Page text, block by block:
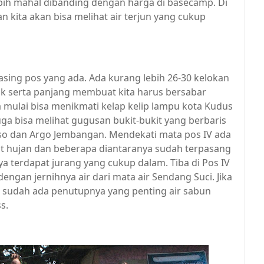
kita akan bisa melihat air terjun yang cukup
pos yang ada. Ada kurang lebih 26-30 kelokan
serta panjang membuat kita harus bersabar
bisa menikmati kelap kelip lampu kota Kudus
bisa melihat gugusan bukit-bukit yang berbaris
dan Argo Jembangan. Mendekati mata pos IV ada
hujan dan beberapa diantaranya sudah terpasang
terdapat jurang yang cukup dalam. Tiba di Pos IV
jernihnya air dari mata air Sendang Suci. Jika
ada penutupnya yang penting air sabun